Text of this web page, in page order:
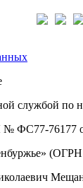
службой по
ФС77-76177
(ОГРН